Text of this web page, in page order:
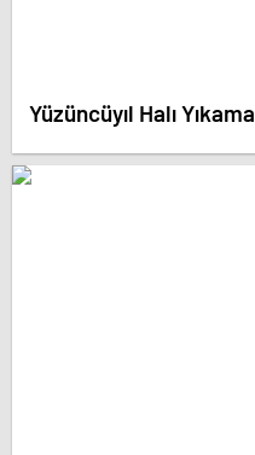
Yüzüncüyıl Halı Yıkama